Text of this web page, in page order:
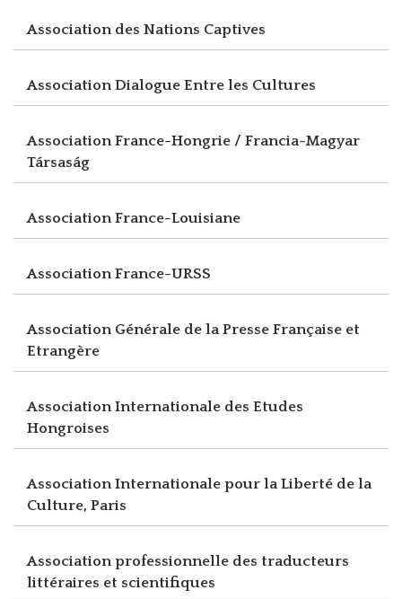
Association des Nations Captives
Association Dialogue Entre les Cultures
Association France-Hongrie / Francia-Magyar
Társaság
Association France-Louisiane
Association France-URSS
Association Générale de la Presse Française et
Etrangère
Association Internationale des Etudes
Hongroises
Association Internationale pour la Liberté de la
Culture, Paris
Association professionnelle des traducteurs
littéraires et scientifiques